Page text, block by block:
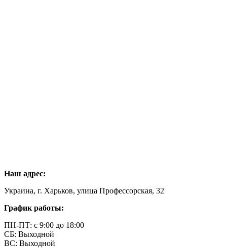
Наш адрес:
Украина, г. Харьков, улица Профессорская, 32
График работы:
ПН-ПТ: с 9:00 до 18:00
СБ: Выходной
ВС: Выходной